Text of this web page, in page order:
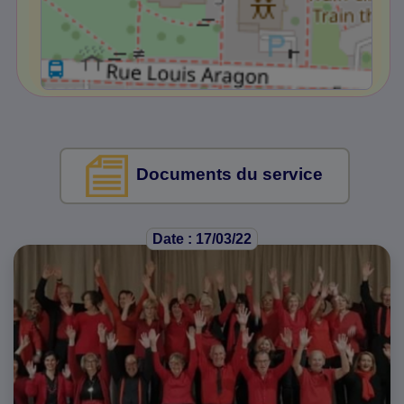
Documents du service
Date : 17/03/22